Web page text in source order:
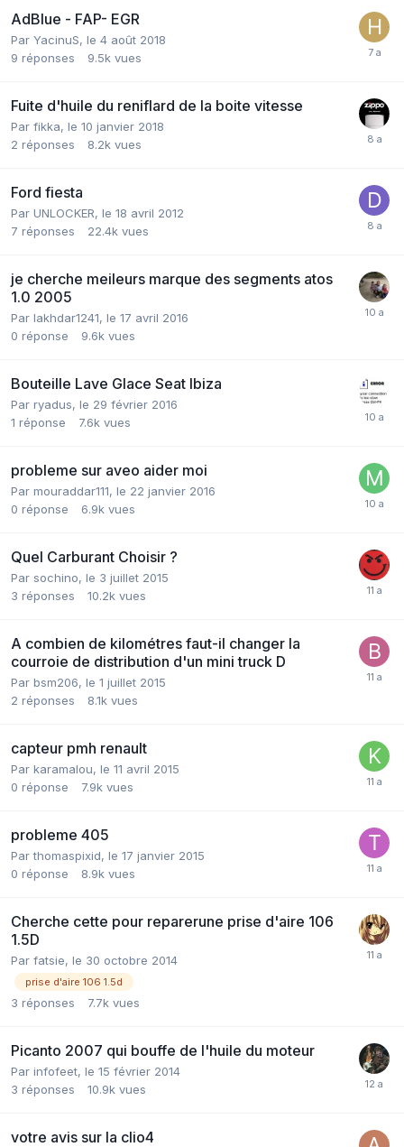
AdBlue - FAP- EGR
Par YacinuS, le 4 août 2018
9 réponses 9.5k vues
Fuite d'huile du reniflard de la boite vitesse
Par fikka, le 10 janvier 2018
2 réponses 8.2k vues
Ford fiesta
Par UNLOCKER, le 18 avril 2012
7 réponses 22.4k vues
je cherche meileurs marque des segments atos
1.0 2005
Par lakhdar1241, le 17 avril 2016
0 réponse 9.6k vues
Bouteille Lave Glace Seat Ibiza
Par ryadus, le 29 février 2016
1 réponse 7.6k vues
probleme sur aveo aider moi
Par mouraddar111, le 22 janvier 2016
0 réponse 6.9k vues
Quel Carburant Choisir ?
Par sochino, le 3 juillet 2015
3 réponses 10.2k vues
A combien de kilométres faut-il changer la
courroie de distribution d'un mini truck D
Par bsm206, le 1 juillet 2015
2 réponses 8.1k vues
capteur pmh renault
Par karamalou, le 11 avril 2015
0 réponse 7.9k vues
probleme 405
Parthomaspixid, le 17 janvier 2015
0 réponse 8.9k vues
Cherche cette pour reparerune prise d'aire 106
1.5D
Par fatsie, le 30 octobre 2014
prise d'aire 106 1.5d
3 réponses 7.7k vues
Picanto 2007 qui bouffe de l'huile du moteur
Par infofeet, le 15 février 2014
3 réponses 10.9k vues
votre avis sur la clio4